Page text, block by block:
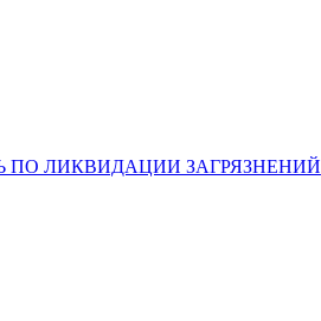
ПО ЛИКВИДАЦИИ ЗАГРЯЗНЕНИЙ